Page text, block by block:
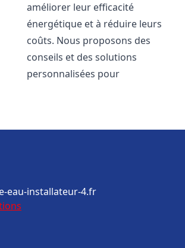
améliorer leur efficacité
énergétique et à réduire leurs
coûts. Nous proposons des
conseils et des solutions
personnalisées pour
eau-installateur-4.fr